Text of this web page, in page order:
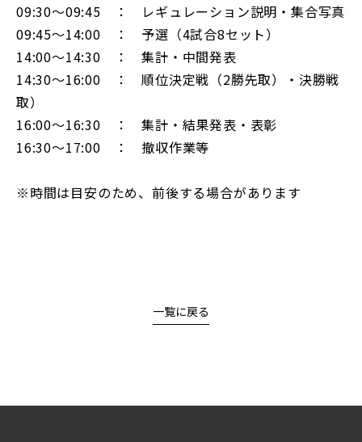
09:30～09:45 ： レギュレーション説明・集合写真撮
09:45～14:00 ： 予選（4試合8セット）
14:00～14:30 ： 集計・中間発表
14:30～16:00 ： 順位決定戦（2勝先取）・決勝戦（
取）
16:00～16:30 ： 集計・結果発表・表彰
16:30～17:00 ： 撤収作業等
※時間は目安のため、前後する場合があります
一覧に戻る